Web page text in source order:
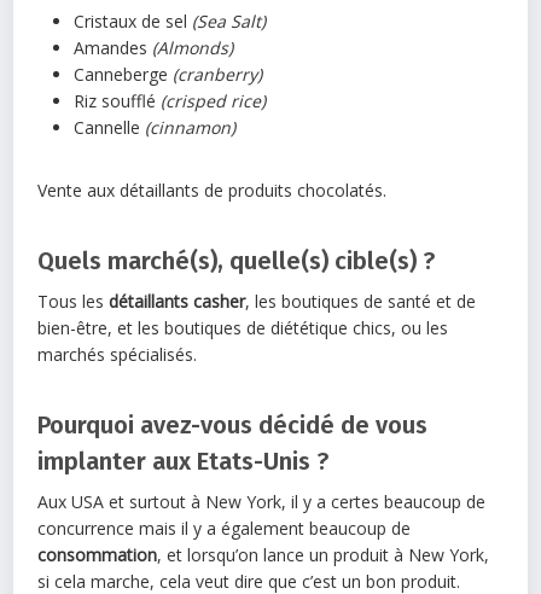
Cristaux de sel (Sea Salt)
Amandes (Almonds)
Canneberge (cranberry)
Riz soufflé (crisped rice)
Cannelle (cinnamon)
Vente aux détaillants de produits chocolatés.
Quels marché(s), quelle(s) cible(s) ?
Tous les détaillants casher, les boutiques de santé et de
bien-être, et les boutiques de diététique chics, ou les
marchés spécialisés.
Pourquoi avez-vous décidé de vous
implanter aux Etats-Unis ?
Aux USA et surtout à New York, il y a certes beaucoup de
concurrence mais il y a également beaucoup de
consommation, et lorsqu’on lance un produit à New York,
si cela marche, cela veut dire que c’est un bon produit.